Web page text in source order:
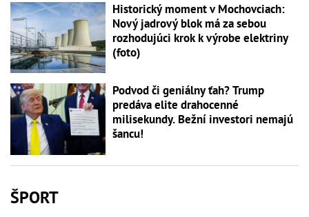
Historický moment v Mochovciach:
Nový jadrový blok má za sebou
rozhodujúci krok k výrobe elektriny
(foto)
Podvod či geniálny ťah? Trump
predáva elite drahocenné
milisekundy. Bežní investori nemajú
šancu!
ŠPORT